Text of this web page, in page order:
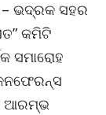
– ଭଦ୍ରକ ସହର
କମିଟି
ସମାରୋହ
ଆରମ୍ଭ